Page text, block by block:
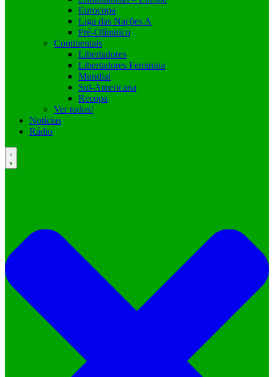
Eurocopa
Liga das Nações A
Pré-Olímpico
Continentais
Libertadores
Libertadores Feminina
Mundial
Sul-Americana
Recopa
Ver todos!
Notícias
Rádio